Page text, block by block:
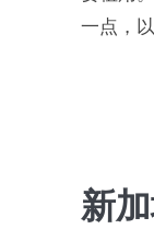
一点，
新